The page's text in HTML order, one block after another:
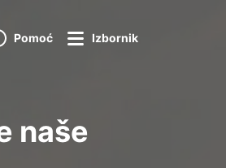
Pomoć Izbornik
naše